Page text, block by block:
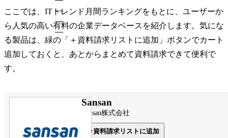
ここでは、ITトレンド月間ランキングをもとに、ユーザーか
ら人気の高い有料の企業データベースを紹介します。気にな
る製品は、緑の「＋資料請求リストに追加」ボタンでカート
追加しておくと、あとからまとめて資料請求できて便利で
す。
Sansan
Sansan株式会社
資料請求リストに追加